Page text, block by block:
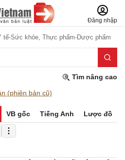
Đăng nhập
tế-Sức khỏe, Thực phẩm-Dược phẩm
Tìm nâng cao
(phiên bản cũ)
VB gốc Tiếng Anh Lược đồ